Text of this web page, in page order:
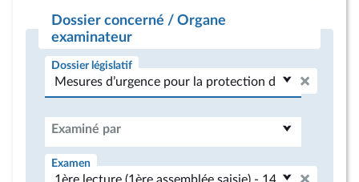
Dossier concerné / Organe
examinateur
Dossier législatif
Examiné par
Examen